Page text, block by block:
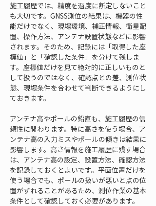
施工履歴では、精度を過度に断定しないこと
も大切です。GNSS測位の結果は、機器の性
能だけでなく、現場環境、補正情報、衛星配
置、操作方法、アンテナ設置状態などに影響
されます。そのため、記録には「取得した座
標値」と「確認した条件」を分けて残しま
す。座標値だけを見て絶対的に正しいものと
して扱うのではなく、確認点との差、測位状
態、現場条件を合わせて判断できるようにし
ておきます。
アンテナ高やポールの鉛直も、施工履歴の信
頼性に関わります。特に高さを使う場合、ア
ンテナ高の入力ミスやポールの傾きは結果に
影響します。高さ情報を施工履歴に残す場合
は、アンテナ高の設定、設置方法、確認方法
を記録しておくとよいです。平面位置だけを
使う場合でも、ポールの扱いが悪いと点の位
置がずれることがあるため、測位作業の基本
条件として確認しておく必要があります。